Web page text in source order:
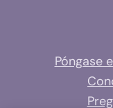
Póngase